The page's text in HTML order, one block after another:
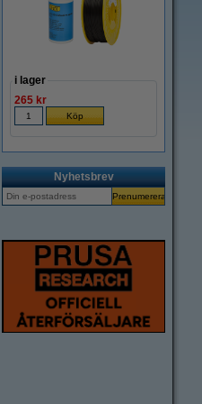
i lager
265 kr
Nyhetsbrev